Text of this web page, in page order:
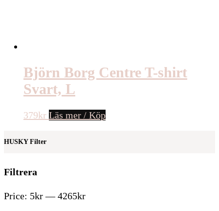
Björn Borg Centre T-shirt
Svart, L
379kr Läs mer / Köp
HUSKY Filter
Filtrera
Price: 5kr—4265kr